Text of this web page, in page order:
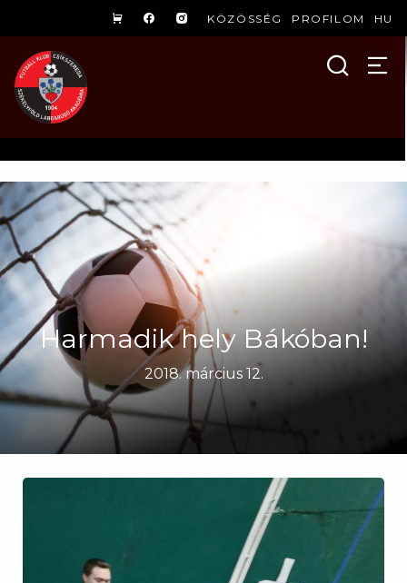
KÖZÖSSÉG PROFILOM HU
Harmadik hely Bákóban!
2018. március 12.